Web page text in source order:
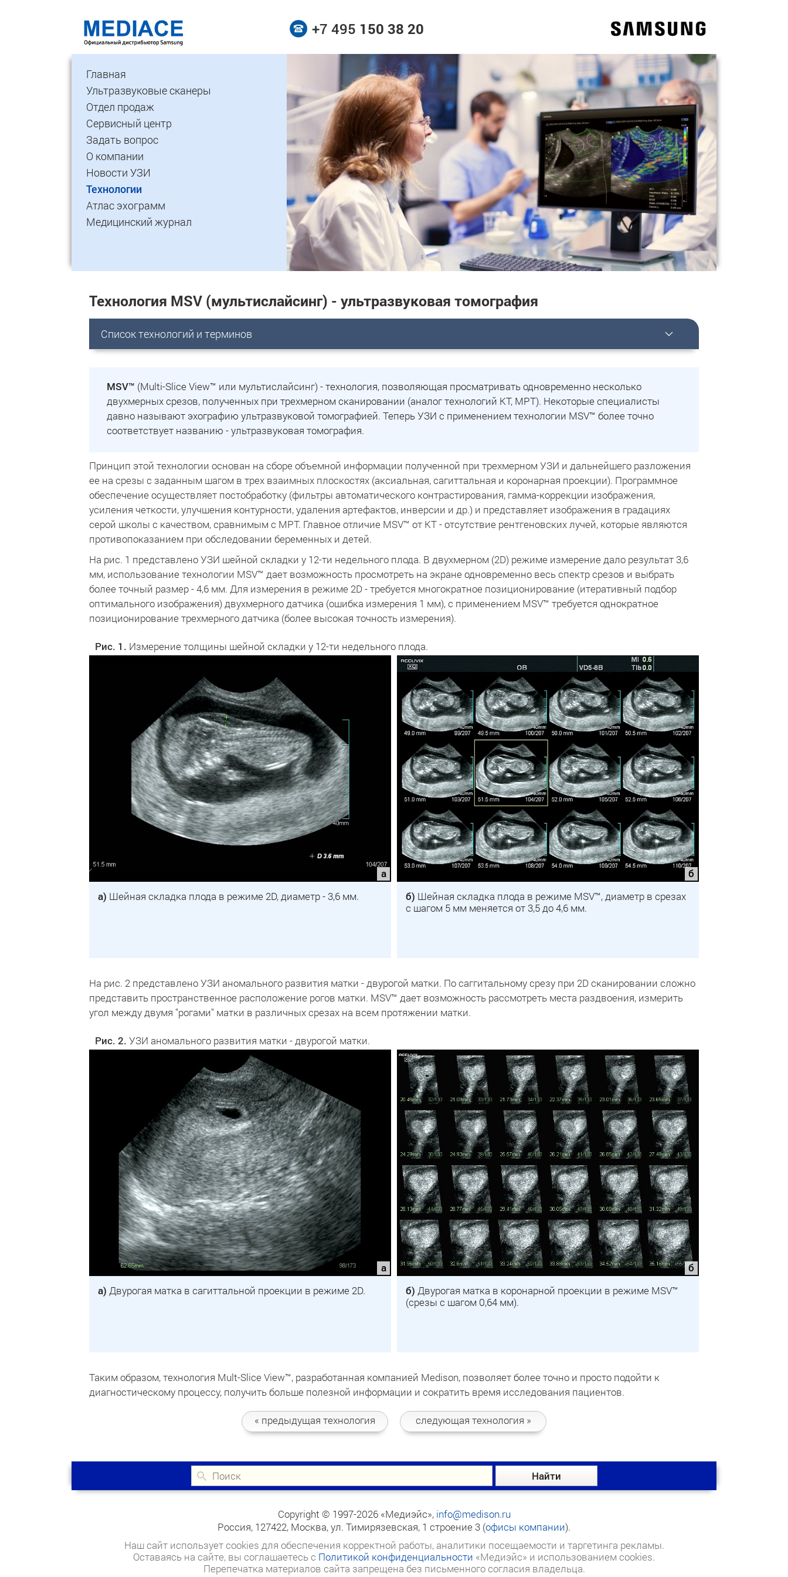
+7 495 150 38 20
Главная
Ультразвуковые сканеры
Отдел продаж
Сервисный центр
Задать вопрос
О компании
Новости УЗИ
Технологии
Атлас эхограмм
Медицинский журнал
Технология MSV (мультислайсинг) - ультразвуковая томография
Список технологий и терминов
MSV™ (Multi-Slice View™ или мультислайсинг) - технология, позволяющая просматривать одновременно несколько
двухмерных срезов, полученных при трехмерном сканировании (аналог технологий КТ, МРТ). Некоторые специалисты
давно называют эхографию ультразвуковой томографией. Теперь УЗИ с применением технологии MSV™ более точно
соответствует названию - ультразвуковая томография.
Принцип этой технологии основан на сборе объемной информации полученной при трехмерном УЗИ и дальнейшего разложения
ее на срезы с заданным шагом в трех взаимных плоскостях (аксиальная, сагиттальная и коронарная проекции). Программное
обеспечение осуществляет постобработку (фильтры автоматического контрастирования, гамма-коррекции изображения,
усиления четкости, улучшения контурности, удаления артефактов, инверсии и др.) и представляет изображения в градациях
серой школы с качеством, сравнимым с МРТ. Главное отличие MSV™ от КТ - отсутствие рентгеновских лучей, которые являются
противопоказанием при обследовании беременных и детей.
На рис. 1 представлено УЗИ шейной складки у 12-ти недельного плода. В двухмерном (2D) режиме измерение дало результат 3,6
мм, использование технологии MSV™ дает возможность просмотреть на экране одновременно весь спектр срезов и выбрать
более точный размер - 4,6 мм. Для измерения в режиме 2D - требуется многократное позиционирование (итеративный подбор
оптимального изображения) двухмерного датчика (ошибка измерения 1 мм), с применением MSV™ требуется однократное
позиционирование трехмерного датчика (более высокая точность измерения).
Рис. 1. Измерение толщины шейной складки у 12-ти недельного плода.
а) Шейная складка плода в режиме 2D, диаметр - 3,6 мм. б) Шейная складка плода в режиме MSV™, диаметр в срезах
с шагом 5 мм меняется от 3,5 до 4,6 мм.
На рис. 2 представлено УЗИ аномального развития матки - двурогой матки. По саггитальному срезу при 2D сканировании сложно
представить пространственное расположение рогов матки. MSV™ дает возможность рассмотреть места раздвоения, измерить
угол между двумя "рогами" матки в различных срезах на всем протяжении матки.
Рис. 2. УЗИ аномального развития матки - двурогой матки.
а) Двурогая матка в сагиттальной проекции в режиме 2D. б) Двурогая матка в коронарной проекции в режиме MSV™
(срезы с шагом 0,64 мм).
Таким образом, технология Mult-Slice View™, разработанная компанией Medison, позволяет более точно и просто подойти к
диагностическому процессу, получить больше полезной информации и сократить время исследования пациентов.
« предыдущая технология следующая технология »
Copyright © 1997-2026 «Медиэйс», info@medison.ru
Россия, 127422, Москва, ул. Тимирязевская, 1 строение 3 (офисы компании).
Наш сайт использует cookies для обеспечения корректной работы, аналитики посещаемости и таргетинга рекламы.
Оставаясь на сайте, вы соглашаетесь с Политикой конфиденциальности «Медиэйс» и использованием cookies.
Перепечатка материалов сайта запрещена без письменного согласия владельца.